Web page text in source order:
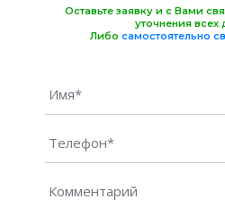
Оставьте заявку и с Вами
уточнения всех
Либо самостоятельно